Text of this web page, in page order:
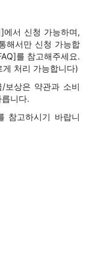
서 신청 가능하며,
해서만 신청 가능합
를 참고해주세요.
처리 가능합니다)
보상은 약관과 소비
니다.
참고하시기 바랍니